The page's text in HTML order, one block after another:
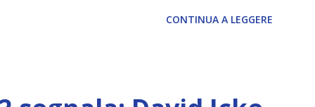
CONTINUA A LEGGERE